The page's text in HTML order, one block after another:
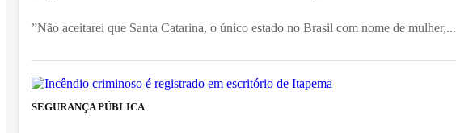
”Não aceitarei que Santa Catarina, o único estado no Brasil com nome de mulher,...
SEGURANÇA PÚBLICA